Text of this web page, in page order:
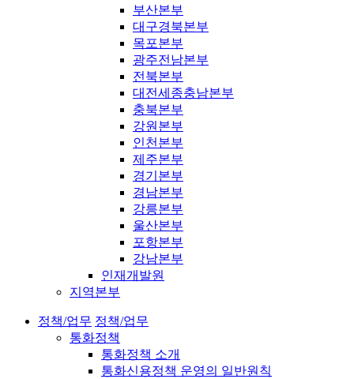
부산본부
대구경북본부
목포본부
광주전남본부
전북본부
대전세종충남본부
충북본부
강원본부
인천본부
제주본부
경기본부
경남본부
강릉본부
울산본부
포항본부
강남본부
인재개발원
지역본부
정책/업무 정책/업무
통화정책
통화정책 소개
통화신용정책 운영의 일반원칙